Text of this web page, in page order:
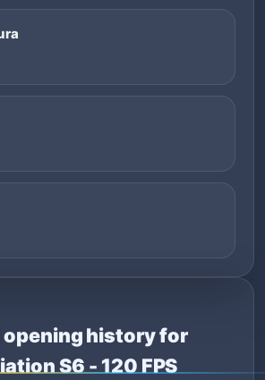
opening history for
S6 - 120 FPS